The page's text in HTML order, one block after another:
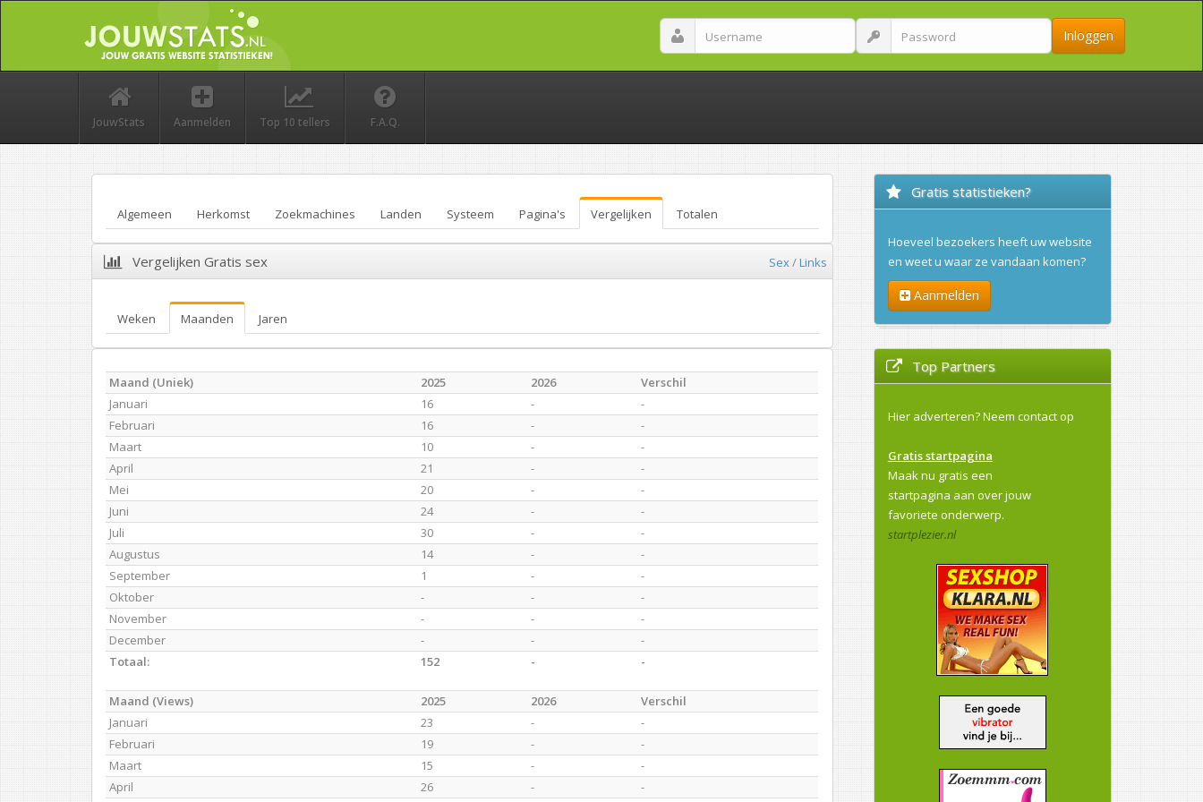
Inloggen
JouwStats Aanmelden Top 10 tellers F.A.Q.
Algemeen Herkomst Zoekmachines Landen Systeem Pagina's Vergelijken Totalen
Vergelijken Gratis sex Sex/Links
Weken Maanden Jaren
Maand (Uniek) 2025 2026
Verschil
Januari
16 -
-
Februari
16 -
-
Maart
10 -
-
April
21 -
-
Mei
20 -
-
Juni
24 -
-
Juli
30 -
-
Augustus
14 -
-
September
1 -
-
Oktober
- -
-
November
- -
-
December
- -
-
Totaal:
152 - -
Maand (Views) 2025 2026
Verschil
Januari
23 -
-
Februari
19 -
-
Maart
15 -
-
April
26 -
-
Gratis statistieken?
Hoeveel bezoekers heeft uw website
en weet u waar ze vandaan komen?
Aanmelden
Top Partners
Hier adverteren?Neem contact op
Gratis startpagina
Maak nu gratis een
startpagina aan over jouw
favoriete onderwerp.
startplezier.nl